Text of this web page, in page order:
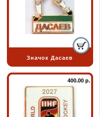
Значок Дасаев
400.00 р.